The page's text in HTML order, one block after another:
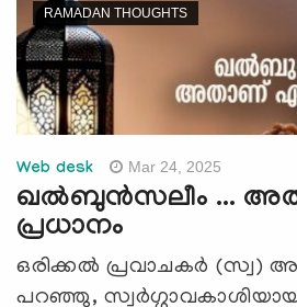
RAMADAN THOUGHTS
Web desk Mar 24, 2025
ഖല്‍ബുന്‍സലീം ...
പ്രധാനം
ഒരിക്കല്‍ പ്രവാചകര്‍ (സ്വ)
പറഞ്ഞു,